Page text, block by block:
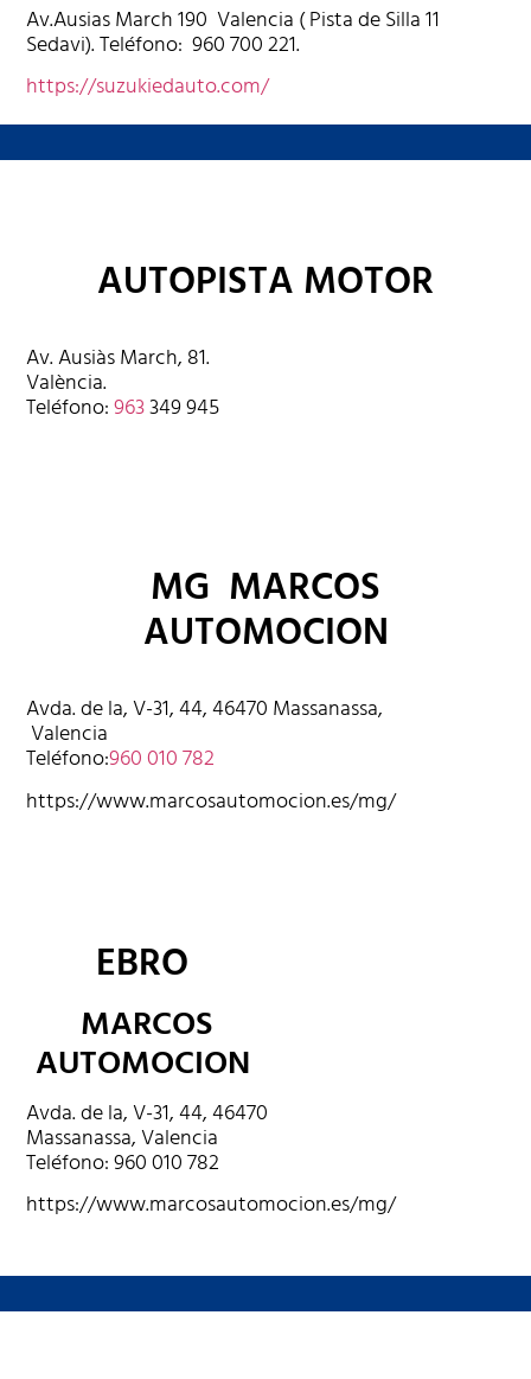
Av.Ausias March 190 Valencia ( Pista de Silla 11
Sedavi). Teléfono: 960 700 221.
https://suzukiedauto.com/
AUTOPISTA MOTOR
Av. Ausiàs March, 81.
València.
Teléfono:963349 945
MG MARCOS
AUTOMOCION
Avda. de la, V-31, 44, 46470 Massanassa,
Valencia
Teléfono:960 010 782
https://www.marcosautomocion.es/mg/
EBRO
MARCOS
AUTOMOCION
Avda. de la, V-31, 44, 46470
Massanassa, Valencia
Teléfono: 960 010 782
https://www.marcosautomocion.es/mg/